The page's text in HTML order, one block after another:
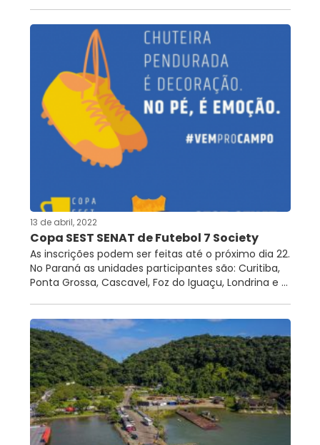
13 de abril, 2022
Copa SEST SENAT de Futebol 7 Society
As inscrições podem ser feitas até o próximo dia 22.
No Paraná as unidades participantes são: Curitiba,
Ponta Grossa, Cascavel, Foz do Iguaçu, Londrina e ...